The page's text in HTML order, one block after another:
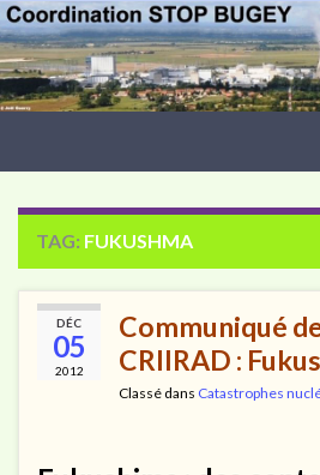
TAG: FUKUSHMA
DÉC
05
2012
Communiqué
CRIIRAD :
Classé dans Catastrophes